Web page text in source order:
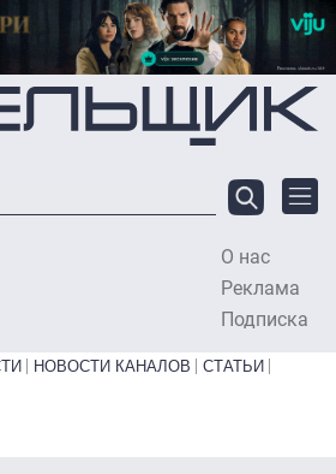
содержанию
О нас
Реклама
Подписка
НОВОСТИ КАНАЛОВ
СТАТЬИ